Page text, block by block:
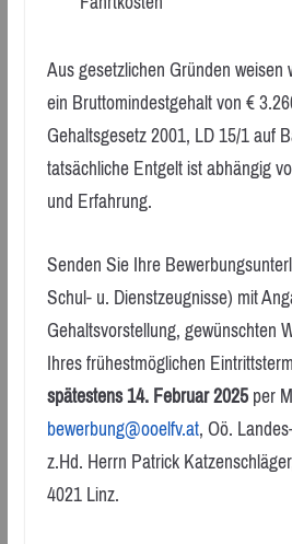
Aus gesetzlichen Gründen
ein Bruttomindestgehalt von €
Gehaltsgesetz 2001, LD 15/1 auf
tatsächliche Entgelt ist abhängig
und Erfahrung.
Senden Sie Ihre
Schul- u. Dienstzeugnisse) mit
Gehaltsvorstellung, gewünschten
Ihres frühestmöglichen
spätestens 14. Februar 2025per
bewerbung@ooelfv.at, Oö.
z.Hd. Herrn Patrick
4021 Linz.